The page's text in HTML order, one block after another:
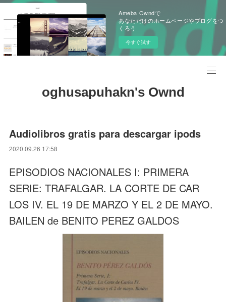
Ameba Owndで
あなただけのホームページやブログをつ
くろう
今すぐ試す
oghusapuhakn's Ownd
Audiolibros gratis para descargar ipods
2020.09.26 17:58
EPISODIOS NACIONALES I: PRIMERA
SERIE: TRAFALGAR. LA CORTE DE CAR
LOS IV. EL 19 DE MARZO Y EL 2 DE MAYO.
BAILEN de BENITO PEREZ GALDOS